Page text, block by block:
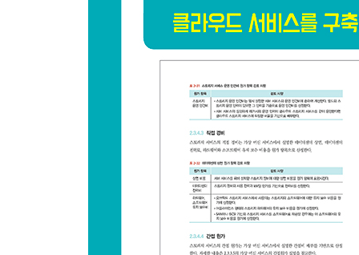
2.4.3.1 서버
2.4.3.2 스토리지
2.4.4.1 서비스 포털 요건
2.4.4.2 관리자 포털 요건
2.5 클라우드 서비스 마이그레이션
2.5.1 클라우드 마이그레이션 개념
2.5.2 클라우드 마이그레이션 유형
2.5.3 클라우드 마이그레이션 절차
2.5.4 클라우드 마이그레이션 대상 선정